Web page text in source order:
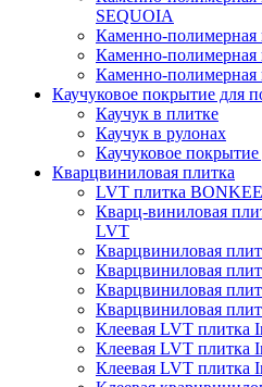
SEQUOIA
Каменно-
Каменно-
Каменно-
Каучуковое покрытие для
Каучук в плитке
Каучук в рулонах
Каучуковое покрытие
Кварцвиниловая плитка
LVT плитка
Кварц-виниловая
LVT
Кварцвиниловая
Кварцвиниловая
Кварцвиниловая
Кварцвиниловая
Клеевая LVT плитка
Клеевая LVT плитка
Клеевая LVT плитка